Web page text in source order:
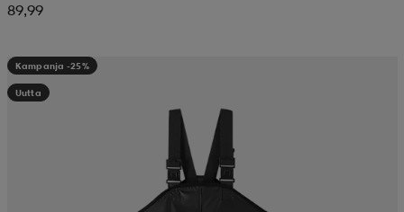
89,99
Kampanja -25%
Uutta